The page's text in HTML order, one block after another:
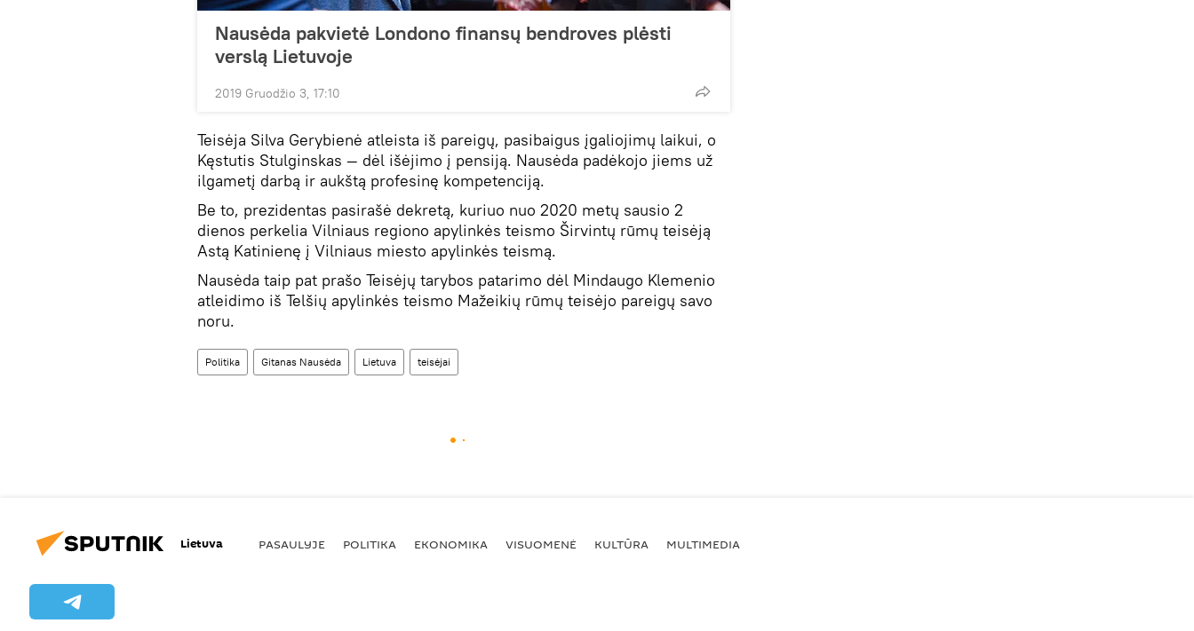
Nausėda pakvietė Londono finansų bendroves plėsti
verslą Lietuvoje
2019 Gruodžio 3, 17:10
Teisėja Silva Gerybienė atleista iš pareigų, pasibaigus įgaliojimų laikui, o
Kęstutis Stulginskas — dėl išėjimo į pensiją. Nausėda padėkojo jiems už
ilgametį darbą ir aukštą profesinę kompetenciją.
Be to, prezidentas pasirašė dekretą, kuriuo nuo 2020 metų sausio 2
dienos perkelia Vilniaus regiono apylinkės teismo Širvintų rūmų teisėją
Astą Katinienę į Vilniaus miesto apylinkės teismą.
Nausėda taip pat prašo Teisėjų tarybos patarimo dėl Mindaugo Klemenio
atleidimo iš Telšių apylinkės teismo Mažeikių rūmų teisėjo pareigų savo
noru.
Politika Gitanas Nausėda Lietuva teisėjai
Lietuva PASAULYJE POLITIKA EKONOMIKA VISUOMENĖ KULTŪRA MULTIMEDIA